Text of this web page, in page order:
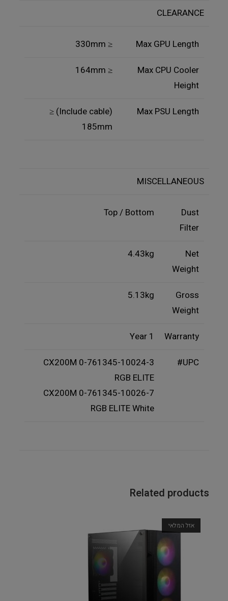
CLEARANCE
Max GPU Length
≤ 330mm
Max CPU Cooler
Height
≤ 164mm
Max PSU Length
(Include cable) ≤
185mm
MISCELLANEOUS
Dust
Filter
Top / Bottom
Net
Weight
4.43kg
Gross
Weight
5.13kg
Warranty
1 Year
UPC#
0-761345-10024-3 CX200M
RGB ELITE
0-761345-10026-7 CX200M
RGB ELITE White
Related products
אזל המלאי